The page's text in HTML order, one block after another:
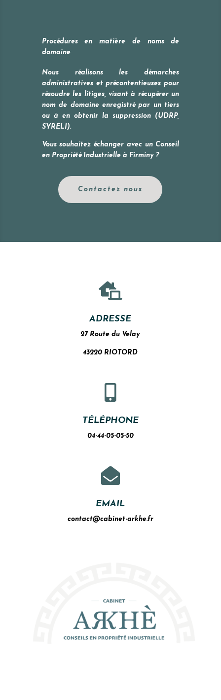
Procédures en matière de noms de
domaine
Nous réalisons les démarches
administratives et précontentieuses pour
résoudre les litiges, visant à récupérer un
nom de domaine enregistré par un tiers
ou à en obtenir la suppression (UDRP,
SYRELI).
Vous souhaitez échanger avec un Conseil
en Propriété Industrielle à Firminy?
Contactez nous

ADRESSE
27 Route du Velay
43220 RIOTORD

TÉLÉPHONE
04-44-05-05-50

EMAIL
contact@cabinet-arkhe.fr